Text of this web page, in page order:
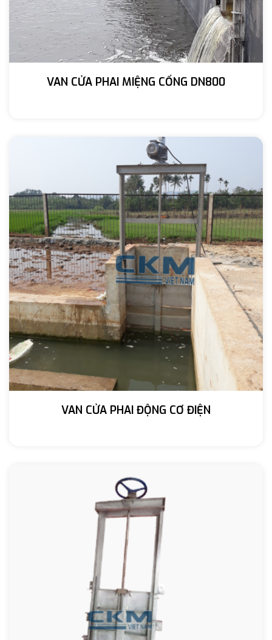
VAN CỬA PHAI MIỆNG CỐNG DN800
VAN CỬA PHAI ĐỘNG CƠ ĐIỆN